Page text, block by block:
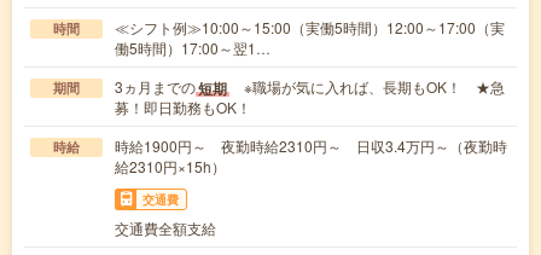
時間
≪シフト例≫10:00～15:00（実働5時間）12:00～17:00（実
働5時間）17:00～翌1…
期間 3ヵ月までの短期
※職場が気に入れば、長期もOK！ ★急
募！即日勤務もOK！
時給
時給1900円～ 夜勤時給2310円～ 日収3.4万円～（夜勤時
給2310円×15h）
交通費
交通費全額支給